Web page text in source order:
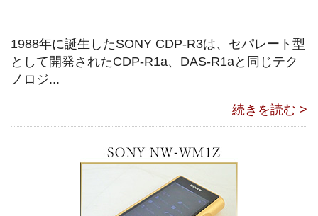
1988年に誕生したSONY CDP-R3は、セパレート型
として開発されたCDP-R1a、DAS-R1aと同じテク
ノロジ...
続きを読む >